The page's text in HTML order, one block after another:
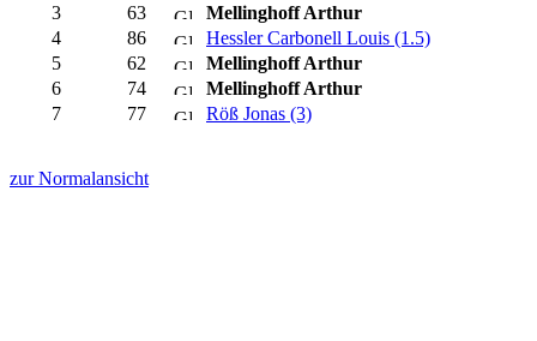
3
63
Mellinghoff Arthur
4
86
Hessler Carbonell Louis (1.5)
5
62
Mellinghoff Arthur
6
74
Mellinghoff Arthur
7
77 Röß Jonas (3)
zur Normalansicht